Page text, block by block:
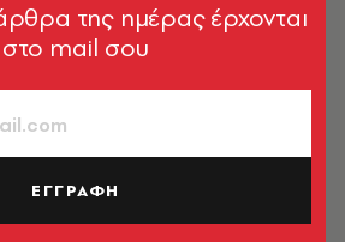
της ημέρας έρχονται
στο mail σου
ΕΓΓΡΑΦΗ